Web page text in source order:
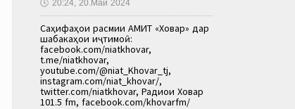
🕔 20:24, 20.Май 2024
Саҳифаҳои расмии АМИТ «Ховар» дар
шабакаҳои иҷтимоӣ:
facebook.com/niatkhovar,
t.me/niatkhovar,
youtube.com/@niat_Khovar_tj,
instagram.com/niat_khovar/,
twitter.com/niatkhovar, Радиои Ховар
101.5 fm, facebook.com/khovarfm/